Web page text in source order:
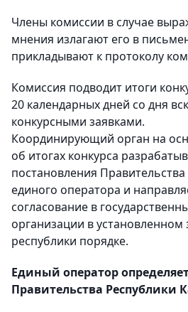
Члены комиссии в случае
мнения излагают его в
прикладывают к протоколу
Комиссия подводит итоги
20 календарных дней со дня
конкурсными заявками.
Координирующий орган на
об итогах конкурса
постановления
единого оператора и
согласование в
организации в установленном
республики порядке.
Единый оператор
Правительства Республики